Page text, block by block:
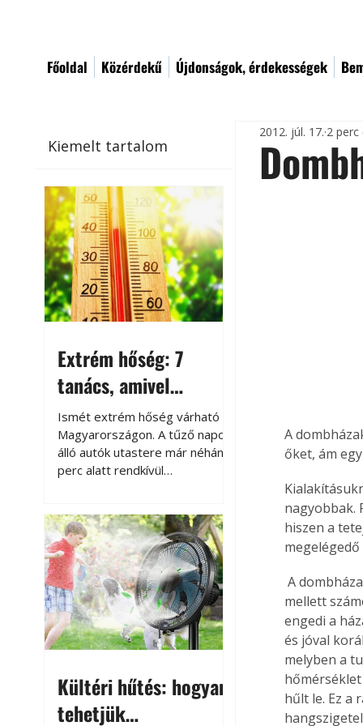
Főoldal Közérdekű Újdonságok, érdekességek
Kiemelt tartalom
Extrém hőség: 7
tanács, amivel
megóvhatjuk
autónkat a nyári
károktól
Ismét extrém hőség várható
Magyarországon. A tűző napon
álló autók utastere már néhány
perc alatt rendkívül
megközelítheti. Ez nemcsak a
beszállást teszi kellemetlenné,
hanem az autó állapotára és a
benne hagyott tárgyakra is
káros hatással lehet. Néhány
egyszerű óvintézkedéssel
azonban jelentősen
csökkenthetjük a hőség káros
Kültéri hűtés: hogyan
tehetjük
2012. júl. 17. 2 perc
A
őket, ám
nagyobbak.
hiszen a
A dombházaknak a rendhagyó megjelenés, a „tömegházaktól” merőben eltérő látvány
mellett
engedi a
és jóval
melyben a
hűlt le. Ez a